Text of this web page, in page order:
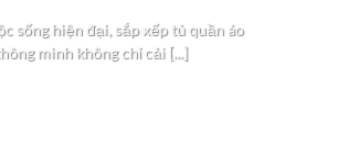
sống hiện đại, sắp xếp tủ quần áo
minh không chỉ cải [...]